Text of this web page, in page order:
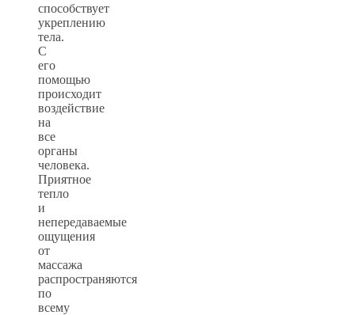
способствует
укреплению
тела.
С
его
помощью
происходит
воздействие
на
все
органы
человека.
Приятное
тепло
и
непередаваемые
ощущения
от
массажа
распространяются
по
всему